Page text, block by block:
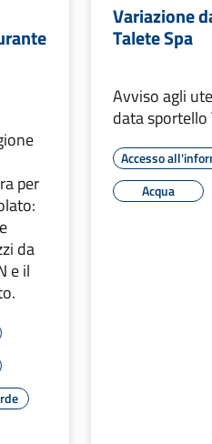
per
da
e il
Variazione
Talete Spa
Avviso agli
data sportello
Accesso
Acqua